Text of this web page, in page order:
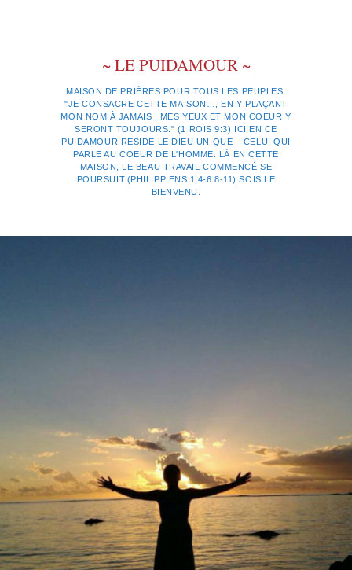
~ LE PUIDAMOUR ~
MAISON DE PRIÈRES POUR TOUS LES PEUPLES.
"JE CONSACRE CETTE MAISON…, EN Y PLAÇANT
MON NOM À JAMAIS ; MES YEUX ET MON COEUR Y
SERONT TOUJOURS." (1 ROIS 9:3) ICI EN CE
PUIDAMOUR RESIDE LE DIEU UNIQUE – CELUI QUI
PARLE AU COEUR DE L'HOMME. LÀ EN CETTE
MAISON, LE BEAU TRAVAIL COMMENCÉ SE
POURSUIT.(PHILIPPIENS 1,4-6.8-11) SOIS LE
BIENVENU.